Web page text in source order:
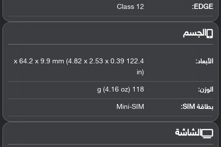
EDGE:
Class 12
الجسم
الأبعاد:
122.4 x 64.2 x 9.9 mm (4.82 x 2.53 x 0.39
in)
الوزن: 118 g (4.16 oz)
بطاقة SIM: Mini-SIM
الشاشة